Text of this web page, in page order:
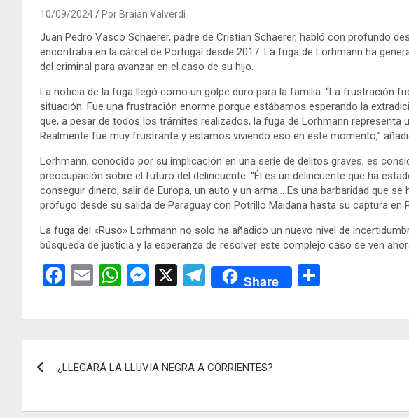
10/09/2024 Por Braian Valverdi
Juan Pedro Vasco Schaerer, padre de Cristian Schaerer, habló con profundo
encontraba en la cárcel de Portugal desde 2017. La fuga de Lorhmann ha
del criminal para avanzar en el caso de su hijo.
La noticia de la fuga llegó como un golpe duro para la familia. “La frustración
situación. Fue una frustración enorme porque estábamos esperando la
que, a pesar de todos los trámites realizados, la fuga de Lorhmann
Realmente fue muy frustrante y estamos viviendo eso en este momento,”
Lorhmann, conocido por su implicación en una serie de delitos graves, es
preocupación sobre el futuro del delincuente. “Él es un delincuente que ha
conseguir dinero, salir de Europa, un auto y un arma… Es una barbaridad que
prófugo desde su salida de Paraguay con Potrillo Maidana hasta su captura en
La fuga del «Ruso» Lorhmann no solo ha añadido un nuevo nivel de
búsqueda de justicia y la esperanza de resolver este complejo caso se ven
F
ce
o
k
E
ail
W
at
A
p
M
se
g
X
T
el
e
a
Share
m
de
entradas
¿LLEGARÁ LA LLUVIA NEGRA A CORRIENTES?